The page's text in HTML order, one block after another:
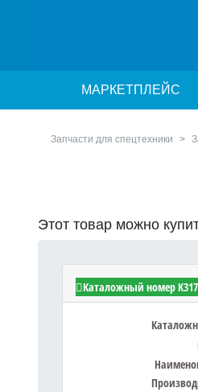
МАРКЕТПЛЕЙС
Запчасти для спецтехники
Этот товар можно
Kubota
Каталожный номер